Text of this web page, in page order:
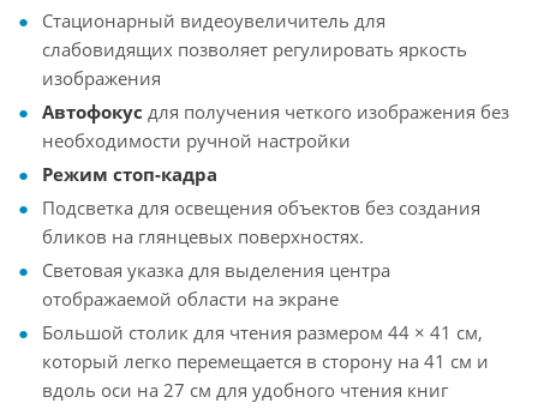
Стационарный видеоувеличитель для
слабовидящих позволяет регулировать яркость
изображения
Автофокус для получения четкого изображения без
необходимости ручной настройки
Режим стоп-кадра
Подсветка для освещения объектов без создания
бликов на глянцевых поверхностях.
Световая указка для выделения центра
отображаемой области на экране
Большой столик для чтения размером 44 × 41 см,
который легко перемещается в сторону на 41 см и
вдоль оси на 27 см для удобного чтения книг